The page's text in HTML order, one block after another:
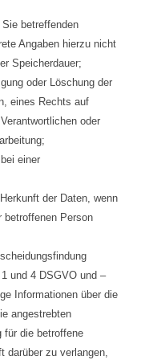
betreffenden
Angaben hierzu nicht
Speicherdauer;
oder Löschung der
eines Rechts auf
oder
einer
der Daten, wenn
betroffenen Person
und 4 DSGVO und –
Informationen über die
angestrebten
für die betroffene
darüber zu verlangen,